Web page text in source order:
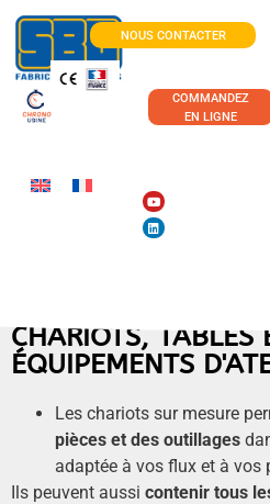
NOUS CONTACTER
COMMANDEZ
EN LIGNE
CHARIOTS, TABLES
ÉQUIPEMENTS
Les chariots sur mesure
pièces et des outillages
adaptée à vos flux et à vos
Ils peuvent aussi contenir tous